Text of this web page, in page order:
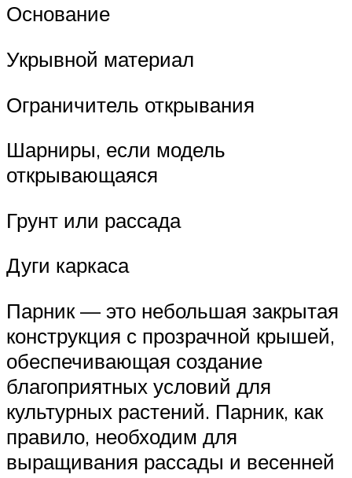
Основание
Укрывной материал
Ограничитель открывания
Шарниры, если модель
открывающаяся
Грунт или рассада
Дуги каркаса
Парник — это небольшая закрытая
конструкция с прозрачной крышей,
обеспечивающая создание
благоприятных условий для
культурных растений. Парник, как
правило, необходим для
выращивания рассады и весенней